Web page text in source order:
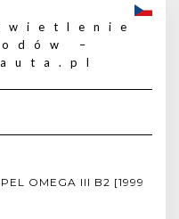
OMEGA III B2 [1999